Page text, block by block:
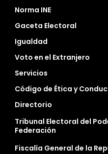
Norma INE
Gaceta Electoral
Igualdad
Voto en el Extranjero
Servicios
Código de Ética y
Directorio
Tribunal Electoral del
Federación
Fiscalía General de la